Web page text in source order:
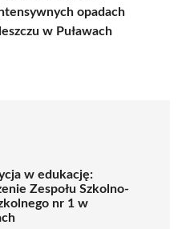
opadach
w Puławach
w edukację:
Zespołu Szkolno-
nr 1 w